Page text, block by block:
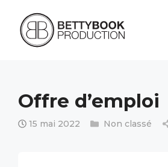
contenu
Offre d’emploi
15 mai 2022 Catégories
Non classé